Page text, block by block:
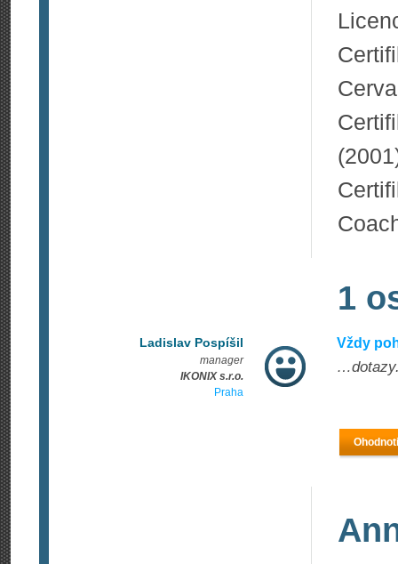
1
Ladislav Pospíšil
manager
IKONIX s.r.o.
Praha
Vždy